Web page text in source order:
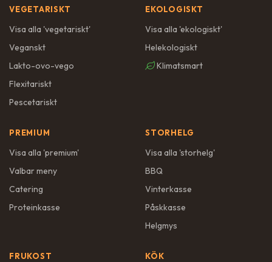
VEGETARISKT
Visa alla 'vegetariskt'
Veganskt
Lakto-ovo-vego
Flexitariskt
Pescetariskt
EKOLOGISKT
Visa alla 'ekologiskt'
Helekologiskt
Klimatsmart
PREMIUM
Visa alla 'premium'
Valbar meny
Catering
Proteinkasse
STORHELG
Visa alla 'storhelg'
BBQ
Vinterkasse
Påskkasse
Helgmys
FRUKOST KÖK